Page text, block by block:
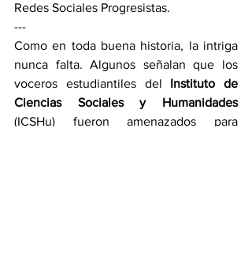
Redes Sociales Progresistas.
---
Como en toda buena historia, la intriga
nunca falta. Algunos señalan que los
voceros estudiantiles del Instituto de
Ciencias Sociales y Humanidades
(ICSHu) fueron amenazados para